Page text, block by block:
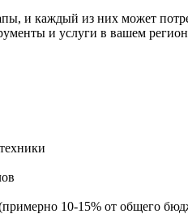
и каждый из них может
и услуги в вашем
10-15% от общего